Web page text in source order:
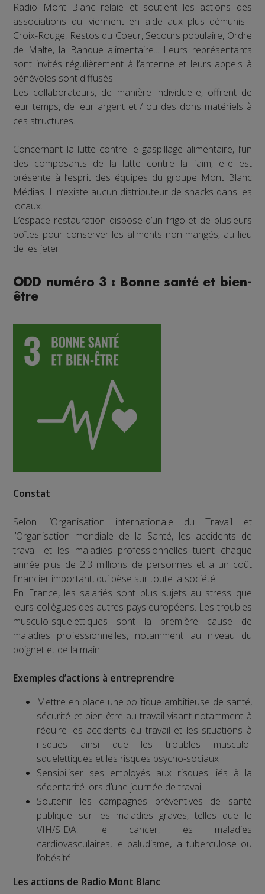
Radio Mont Blanc relaie et soutient les actions des
associations qui viennent en aide aux plus démunis :
Croix-Rouge, Restos du Coeur, Secours populaire, Ordre
de Malte, la Banque alimentaire... Leurs représentants
sont invités régulièrement à l’antenne et leurs appels à
bénévoles sont diffusés.
Les collaborateurs, de manière individuelle, offrent de
leur temps, de leur argent et / ou des dons matériels à
ces structures.
Concernant la lutte contre le gaspillage alimentaire, l’un
des composants de la lutte contre la faim, elle est
présente à l’esprit des équipes du groupe Mont Blanc
Médias. Il n’existe aucun distributeur de snacks dans les
locaux.
L’espace restauration dispose d’un frigo et de plusieurs
boîtes pour conserver les aliments non mangés, au lieu
de les jeter.
ODD numéro 3 : Bonne santé et bien-
être
Constat
Selon l’Organisation internationale du Travail et
l’Organisation mondiale de la Santé, les accidents de
travail et les maladies professionnelles tuent chaque
année plus de 2,3 millions de personnes et a un coût
financier important, qui pèse sur toute la société.
En France, les salariés sont plus sujets au stress que
leurs collègues des autres pays européens. Les troubles
musculo-squelettiques sont la première cause de
maladies professionnelles, notamment au niveau du
poignet et de la main.
Exemples d’actions à entreprendre
Mettre en place une politique ambitieuse de santé,
sécurité et bien-être au travail visant notamment à
réduire les accidents du travail et les situations à
risques ainsi que les troubles musculo-
squelettiques et les risques psycho-sociaux
Sensibiliser ses employés aux risques liés à la
sédentarité lors d’une journée de travail
Soutenir les campagnes préventives de santé
publique sur les maladies graves, telles que le
VIH/SIDA, le cancer, les maladies
cardiovasculaires, le paludisme, la tuberculose ou
l’obésité
Les actions de Radio Mont Blanc